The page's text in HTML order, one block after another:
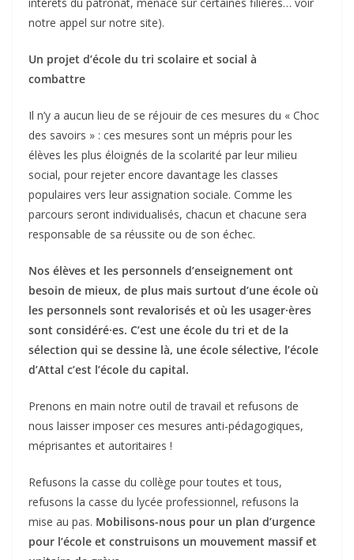
notre appel sur notre site).
Un projet d’école du tri scolaire et social à
combattre
Il n’y a aucun lieu de se réjouir de ces mesures du « Choc
des savoirs » : ces mesures sont un mépris pour les
élèves les plus éloignés de la scolarité par leur milieu
social, pour rejeter encore davantage les classes
populaires vers leur assignation sociale. Comme les
parcours seront individualisés, chacun et chacune sera
responsable de sa réussite ou de son échec.
Nos élèves et les personnels d’enseignement ont
besoin de mieux, de plus mais surtout d’une école où
les personnels sont revalorisés et où les usager·ères
sont considéré·es. C’est une école du tri et de la
sélection qui se dessine là, une école sélective, l’école
d’Attal c’est l’école du capital.
Prenons en main notre outil de travail et refusons de
nous laisser imposer ces mesures anti-pédagogiques,
méprisantes et autoritaires !
Refusons la casse du collège pour toutes et tous,
refusons la casse du lycée professionnel, refusons la
mise au pas. Mobilisons-nous pour un plan d’urgence
pour l’école et construisons un mouvement massif et